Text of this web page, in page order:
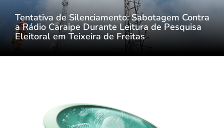
Tentativa de Silenciamento: Sabotagem Contra
a Rádio Caraipe Durante Leitura de Pesquisa
Eleitoral em Teixeira de Freitas